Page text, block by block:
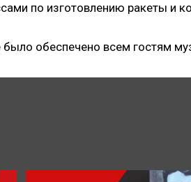
по изготовлению ракеты и
обеспечено всем гостям